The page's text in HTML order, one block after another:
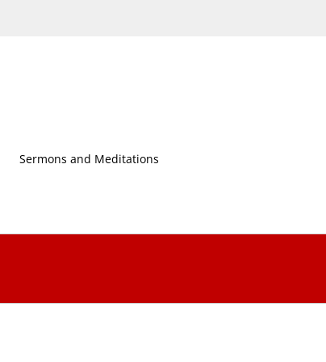
Sermons and Meditations